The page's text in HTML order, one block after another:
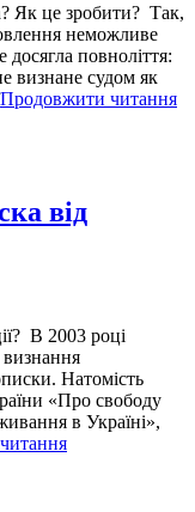
Як це зробити? Так,
неможливе
повноліття:
визнане судом як
Продовжити читання
від
В 2003 році
визнання
Натомість
«Про свободу
в Україні»,
Чим